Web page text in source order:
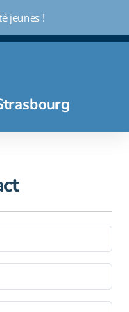
jeunes !